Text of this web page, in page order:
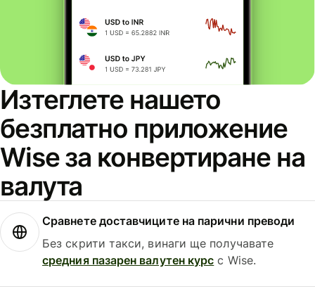
Изтеглете нашето
безплатно приложение
Wise за конвертиране на
валута
Сравнете доставчиците на парични преводи
Без скрити такси, винаги ще получавате
средния пазарен валутен курс с Wise.